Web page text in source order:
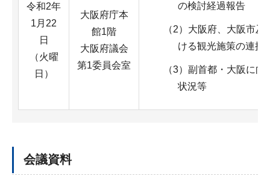
令和2年
1月22
日
（火曜
日）
大阪府庁本
館1階
大阪府議会
第1委員会室
の検討経過報告
（2）大阪府、大阪市及
ける観光施策の連携
（3）副首都・大阪に向
状況等
会議資料